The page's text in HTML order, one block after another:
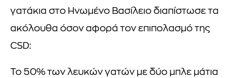
γατάκια στο Ηνωμένο Βασίλειο διαπίστωσε τα
ακόλουθα όσον αφορά τον επιπολασμό της
CSD:
Το 50% των λευκών γατών με δύο μπλε μάτια